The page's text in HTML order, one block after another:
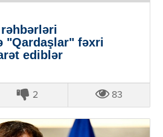
"Qardaşlar" fəxri
ediblər
2 83